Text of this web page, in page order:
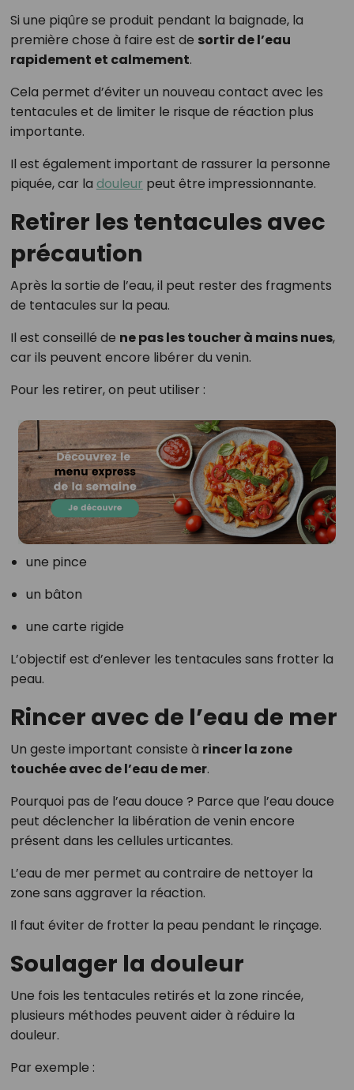
Si une piqûre se produit pendant la baignade, la
première chose à faire est de sortir de l’eau
rapidement et calmement.
Cela permet d’éviter un nouveau contact avec les
tentacules et de limiter le risque de réaction plus
importante.
Il est également important de rassurer la personne
piquée, car la douleur peut être impressionnante.
Retirer les tentacules avec
précaution
Après la sortie de l’eau, il peut rester des fragments
de tentacules sur la peau.
Il est conseillé de ne pas les toucher à mains nues,
car ils peuvent encore libérer du venin.
Pour les retirer, on peut utiliser :
une pince
un bâton
une carte rigide
L’objectif est d’enlever les tentacules sans frotter la
peau.
Rincer avec de l’eau de mer
Un geste important consiste à rincer la zone
touchée avec de l’eau de mer.
Pourquoi pas de l’eau douce ? Parce que l’eau douce
peut déclencher la libération de venin encore
présent dans les cellules urticantes.
L’eau de mer permet au contraire de nettoyer la
zone sans aggraver la réaction.
Il faut éviter de frotter la peau pendant le rinçage.
Soulager la douleur
Une fois les tentacules retirés et la zone rincée,
plusieurs méthodes peuvent aider à réduire la
douleur.
Par exemple :